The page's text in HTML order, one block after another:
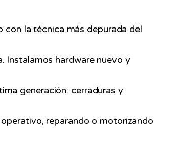
con la técnica más depurada del
Instalamos hardware nuevo y
generación: cerraduras y
reparando o motorizando